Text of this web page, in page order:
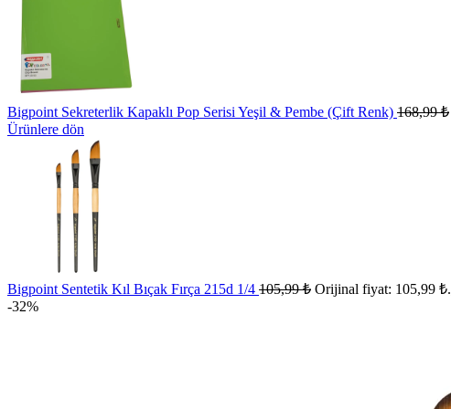
Bigpoint Sekreterlik Kapaklı Pop Serisi Yeşil & Pembe (Çift Renk) 168,99₺
Ürünlere dön
Bigpoint Sentetik Kıl Bıçak Fırça 215d 1/4 105,99₺ Orijinal fiyat: 105,99 ₺.
-32%